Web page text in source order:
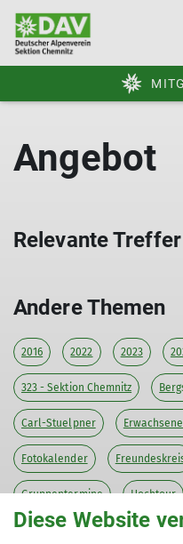
Angebot
Relevante Treffer
Andere Themen
2016 2022 2023
323 - Sektion Chemnitz
Carl-Stuelpner
Fotokalender
Gruppentermine Hochtour
Jugendgruppen Klettern
Diese Website